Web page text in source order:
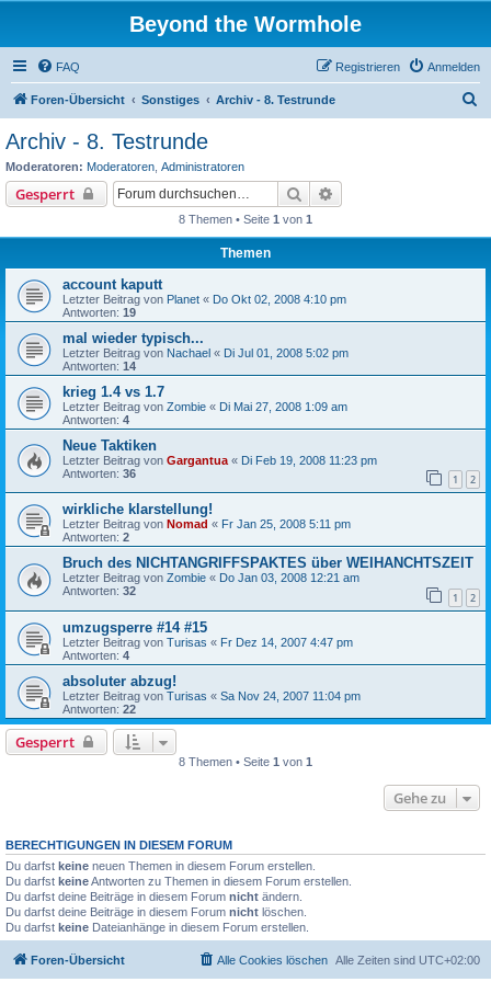
Beyond the Wormhole
FAQ Anmelden
Registrieren
Foren-Übersicht Sonstiges Archiv - 8. Testrunde
Archiv - 8. Testrunde
Moderatoren: Moderatoren Administratoren
Gesperrt Suche
8 Themen • Seite 1 von 1
Themen
account kaputt
Letzter Beitrag von Planet « Do Okt 02, 2008 4:10 pm
Antworten: 19
mal wieder typisch...
Letzter Beitrag von Nachael « Di Jul 01, 2008 5:02 pm
Antworten: 14
krieg 1.4 vs 1.7
Letzter Beitrag von Zombie « Di Mai 27, 2008 1:09 am
Antworten: 4
Neue Taktiken
Letzter Beitrag von Gargantua « Di Feb 19, 2008 11:23 pm
Antworten: 36 1 2
wirkliche klarstellung!
Letzter Beitrag von Nomad « Fr Jan 25, 2008 5:11 pm
Antworten: 2
Bruch des NICHTANGRIFFSPAKTES über WEIHANCHTSZEIT
Letzter Beitrag von Zombie « Do Jan 03, 2008 12:21 am
Antworten: 32 1 2
umzugsperre #14 #15
Letzter Beitrag von Turisas « Fr Dez 14, 2007 4:47 pm
Antworten: 4
absoluter abzug!
Letzter Beitrag von Turisas « Sa Nov 24, 2007 11:04 pm
Antworten: 22
Gesperrt
8 Themen • Seite 1 von 1
Gehe zu
BERECHTIGUNGEN IN DIESEM FORUM
Du darfst keine neuen Themen in diesem Forum erstellen.
Du darfst keineAntworten zu Themen in diesem Forum erstellen.
Du darfst deine Beiträge in diesem Forum nicht ändern.
Du darfst deine Beiträge in diesem Forum nicht löschen.
Du darfst keine Dateianhänge in diesem Forum erstellen.
Foren-Übersicht Alle Zeiten sind UTC+02:00
Alle Cookies löschen